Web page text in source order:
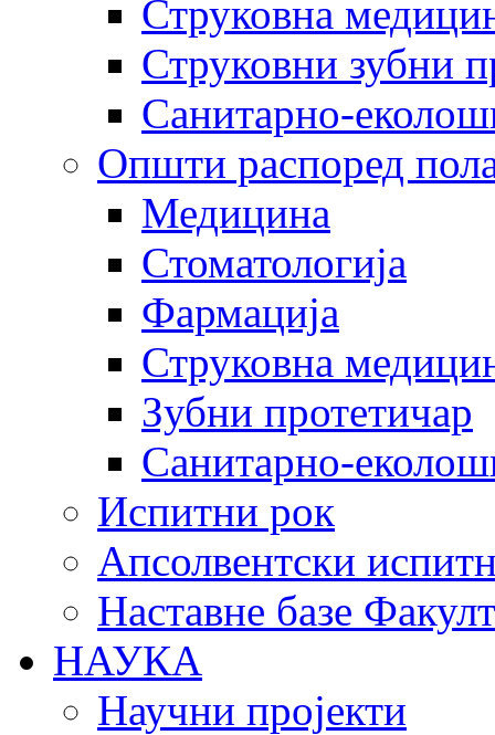
Струковна
Струковни зубни
Санитарно-
Општи распоред
Медицина
Стоматологија
Фармација
Струковна
Зубни протетичар
Санитарно-
Испитни рок
Апсолвентски
Наставне базе
НАУКА
Научни пројекти